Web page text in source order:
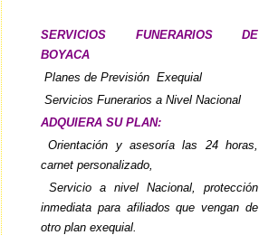
SERVICIOS FUNERARIOS DE
BOYACA
Planes de Previsión Exequial
Servicios Funerarios a Nivel Nacional
ADQUIERA SU PLAN:
Orientación y asesoría las 24 horas,
carnet personalizado,
Servicio a nivel Nacional, protección
inmediata para afiliados que vengan de
otro plan exequial.